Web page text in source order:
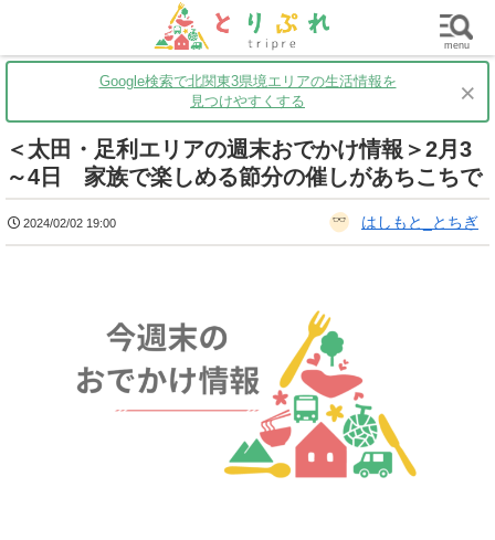
茨城 グルメ 買い物 子育て
Google検索で北関東3県境エリアの生活情報を
見つけやすくする
×
＜太田・足利エリアの週末おでかけ情報＞2月3
～4日 家族で楽しめる節分の催しがあちこちで
2024/02/02 19:00 はしもと_とちぎ
menu